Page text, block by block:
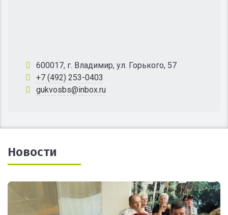
600017, г. Владимир, ул. Горького, 57
+7 (492) 253-0403
gukvosbs@inbox.ru
Новости